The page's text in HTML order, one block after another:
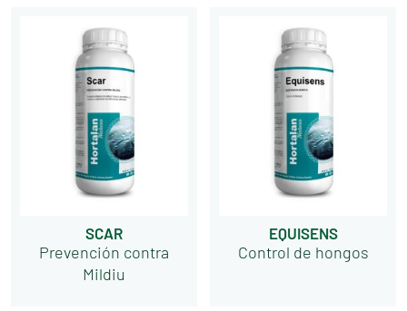
SCAR
Prevención contra
Mildiu
EQUISENS
Control de hongos